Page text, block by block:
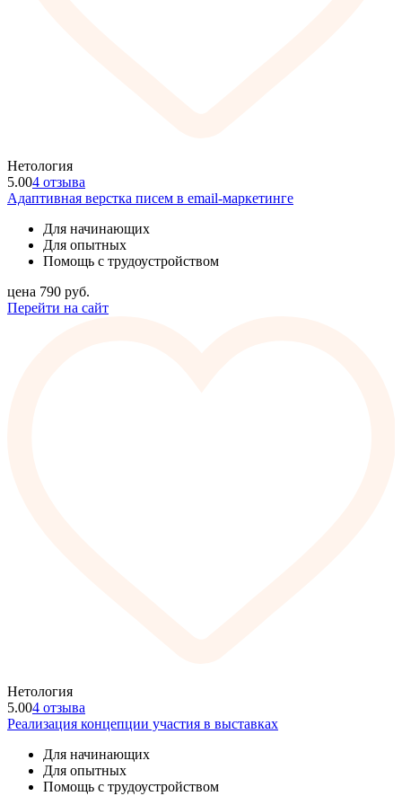
Нетология
5.004 отзыва
Адаптивная верстка писем в email-маркетинге
Для начинающих
Для опытных
Помощь с трудоустройством
цена 790 руб.
Перейти на сайт
Нетология
5.004 отзыва
Реализация концепции участия в выставках
Для начинающих
Для опытных
Помощь с трудоустройством